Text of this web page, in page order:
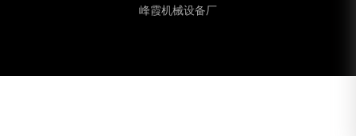
峰霞机械设备厂